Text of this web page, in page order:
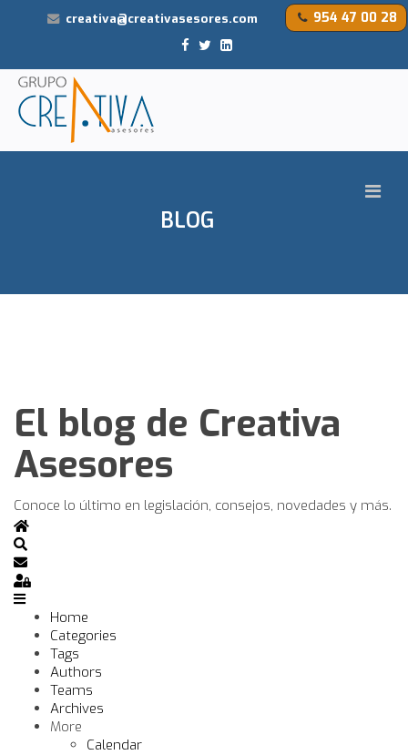
954 47 00 28
creativa@creativasesores.com
BLOG
El blog de Creativa
Asesores
Conoce lo último en legislación, consejos, novedades y más.
Home
Search
Subscribe to blog
Sign In
Home
Categories
Tags
Authors
Teams
Archives
More
Calendar